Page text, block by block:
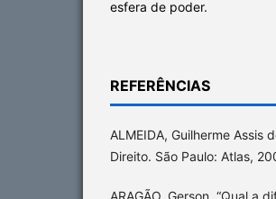
esfera de poder.
REFERÊNCIAS
ALMEIDA, Guilherme Assis
Direito. São Paulo: Atlas,
ARAGÃO, Gerson. “Qual a